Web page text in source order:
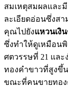
สมเหตุสมผลและ
ละเอียดอ่อนซึ่งส
คุณไปยังแหวนเงิน
ซึ่งทำให้ดูเหมือนพิ
ศตวรรษที่ 21 และ
ทองคำขาวที่สูงขึ้
ขณะที่คนขายทอง